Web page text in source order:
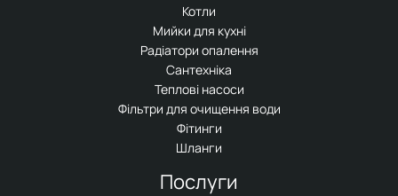
Котли
Мийки для кухні
Радіатори опалення
Сантехніка
Теплові насоси
Фільтри для очищення води
Фітинги
Шланги
Послуги